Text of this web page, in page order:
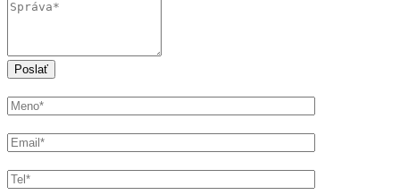
Poslať